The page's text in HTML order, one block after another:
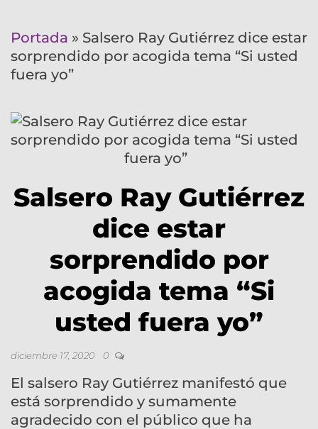
Portada » Salsero Ray Gutiérrez dice estar
sorprendido por acogida tema “Si usted
fuera yo”
Salsero Ray Gutiérrez
dice estar
sorprendido por
acogida tema “Si
usted fuera yo”
diciembre 17, 2020 0
El salsero Ray Gutiérrez manifestó que
está sorprendido y sumamente
agradecido con el público que ha